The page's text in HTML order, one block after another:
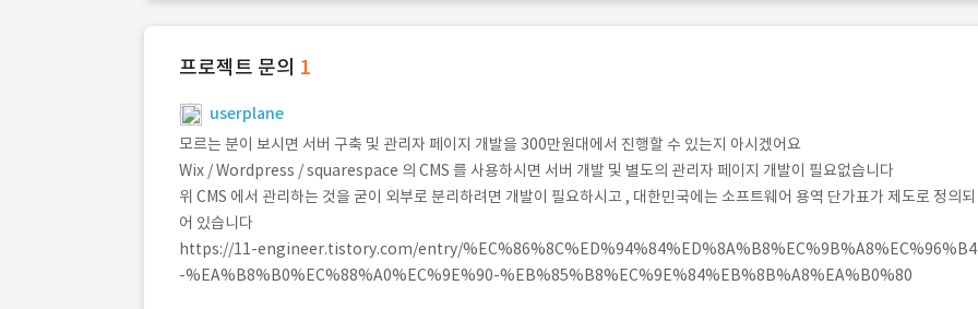
프로젝트 문의 1
userplane
모르는 분이 보시면 서버 구축 및 관리자 페이지 개발을 300만원대에서 진행할 수 있는지 아시겠어요
Wix / Wordpress / squarespace 의 CMS 를 사용하시면 서버 개발 및 별도의 관리자 페이지 개발이 필요없습니다
위 CMS 에서 관리하는 것을 굳이 외부로 분리하려면 개발이 필요하시고 , 대한민국에는 소프트웨어 용역 단가표가 제도로 정의되
어 있습니다
https://11-engineer.tistory.com/entry/%EC%86%8C%ED%94%84%ED%8A%B8%EC%9B%A8%EC%96%B4
-%EA%B8%B0%EC%88%A0%EC%9E%90-%EB%85%B8%EC%9E%84%EB%8B%A8%EA%B0%80